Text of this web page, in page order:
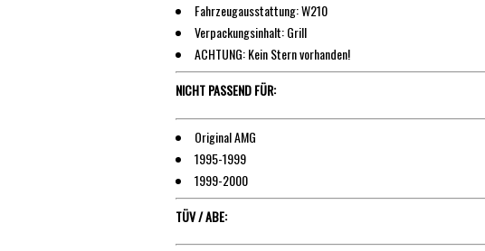
Fahrzeugausstattung: W210
Verpackungsinhalt: Grill
ACHTUNG: Kein Stern vorhanden!
NICHT PASSEND FÜR:
Original AMG
1995-1999
1999-2000
TÜV / ABE: